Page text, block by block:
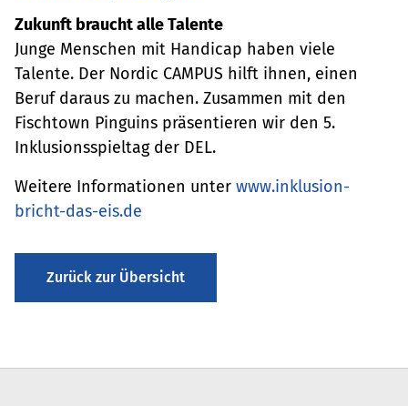
Zukunft braucht alle Talente
Junge Menschen mit Handicap haben viele
Talente. Der Nordic CAMPUS hilft ihnen, einen
Beruf daraus zu machen. Zusammen mit den
Fischtown Pinguins präsentieren wir den 5.
Inklusionsspieltag der DEL.
Weitere Informationen unter www.inklusion-
bricht-das-eis.de
Zurück zur Übersicht